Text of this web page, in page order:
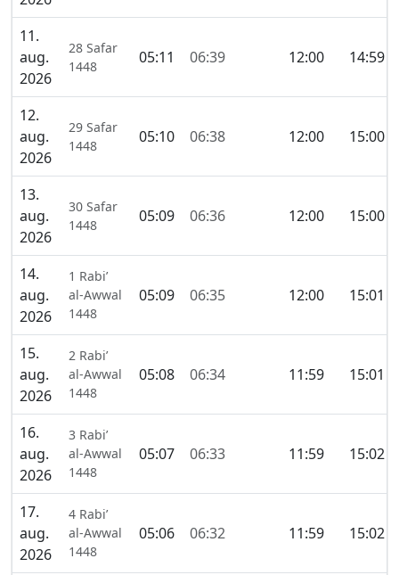
11.
aug.
2026
28 Safar
1448
05:11 06:39 12:00 14:59
12.
aug.
2026
29 Safar
1448
05:10 06:38 12:00 15:00
13.
aug.
2026
30 Safar
1448
05:09 06:36 12:00 15:00
14.
aug.
2026
1 Rabi’
al-Awwal
1448
05:09 06:35 12:00 15:01
15.
aug.
2026
2 Rabi’
al-Awwal
1448
05:08 06:34 11:59 15:01
16.
aug.
2026
3 Rabi’
al-Awwal
1448
05:07 06:33 11:59 15:02
17.
aug.
2026
4 Rabi’
al-Awwal
1448
05:06 06:32 11:59 15:02